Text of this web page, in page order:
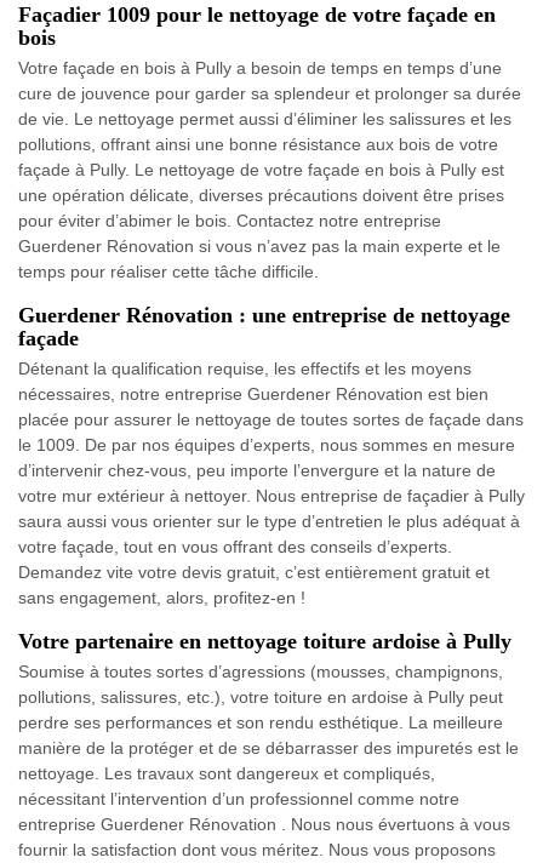
Façadier 1009 pour le nettoyage de votre façade en
bois
Votre façade en bois à Pully a besoin de temps en temps d’une
cure de jouvence pour garder sa splendeur et prolonger sa durée
de vie. Le nettoyage permet aussi d’éliminer les salissures et les
pollutions, offrant ainsi une bonne résistance aux bois de votre
façade à Pully. Le nettoyage de votre façade en bois à Pully est
une opération délicate, diverses précautions doivent être prises
pour éviter d’abimer le bois. Contactez notre entreprise
Guerdener Rénovation si vous n’avez pas la main experte et le
temps pour réaliser cette tâche difficile.
Guerdener Rénovation : une entreprise de nettoyage
façade
Détenant la qualification requise, les effectifs et les moyens
nécessaires, notre entreprise Guerdener Rénovation est bien
placée pour assurer le nettoyage de toutes sortes de façade dans
le 1009. De par nos équipes d’experts, nous sommes en mesure
d’intervenir chez-vous, peu importe l’envergure et la nature de
votre mur extérieur à nettoyer. Nous entreprise de façadier à Pully
saura aussi vous orienter sur le type d’entretien le plus adéquat à
votre façade, tout en vous offrant des conseils d’experts.
Demandez vite votre devis gratuit, c’est entièrement gratuit et
sans engagement, alors, profitez-en !
Votre partenaire en nettoyage toiture ardoise à Pully
Soumise à toutes sortes d’agressions (mousses, champignons,
pollutions, salissures, etc.), votre toiture en ardoise à Pully peut
perdre ses performances et son rendu esthétique. La meilleure
manière de la protéger et de se débarrasser des impuretés est le
nettoyage. Les travaux sont dangereux et compliqués,
nécessitant l’intervention d’un professionnel comme notre
entreprise Guerdener Rénovation . Nous nous évertuons à vous
fournir la satisfaction dont vous méritez. Nous vous proposons